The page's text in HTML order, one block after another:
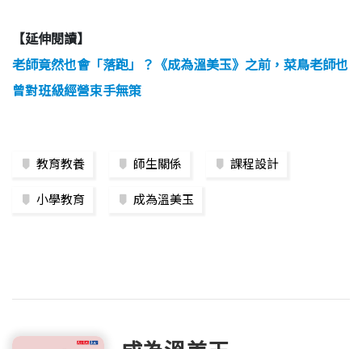
【延伸閱讀】
老師竟然也會「落跑」？《成為溫美玉》之前，菜鳥老師也
曾對班級經營束手無策
教育教養 師生關係 課程設計
小學教育 成為溫美玉